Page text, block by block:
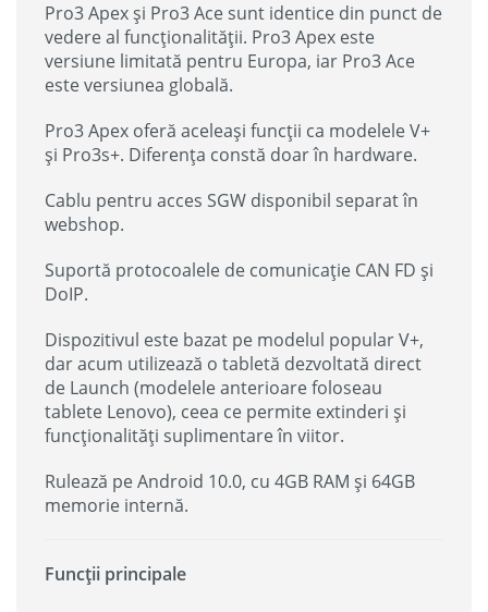
Pro3 Apex și Pro3 Ace sunt identice din punct de
vedere al funcționalității. Pro3 Apex este
versiune limitată pentru Europa, iar Pro3 Ace
este versiunea globală.
Pro3 Apex oferă aceleași funcții ca modelele V+
și Pro3s+. Diferența constă doar în hardware.
Cablu pentru acces SGW disponibil separat în
webshop.
Suportă protocoalele de comunicație CAN FD și
DoIP.
Dispozitivul este bazat pe modelul popular V+,
dar acum utilizează o tabletă dezvoltată direct
de Launch (modelele anterioare foloseau
tablete Lenovo), ceea ce permite extinderi și
funcționalități suplimentare în viitor.
Rulează pe Android 10.0, cu 4GB RAM și 64GB
memorie internă.
Funcții principale